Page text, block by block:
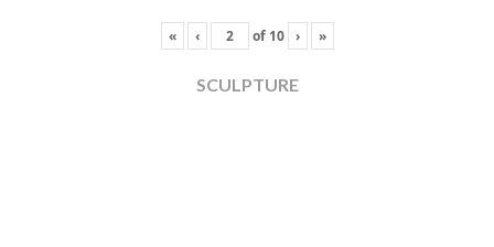
« ‹ of 10 › »
SCULPTURE